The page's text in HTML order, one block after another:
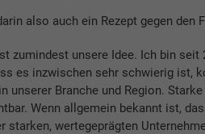
also auch ein Rezept gegen den
zumindest unsere Idee. Ich bin
es inzwischen sehr schwierig ist,
unserer Branche und Region.
Wenn allgemein bekannt ist,
starken, wertegeprägten